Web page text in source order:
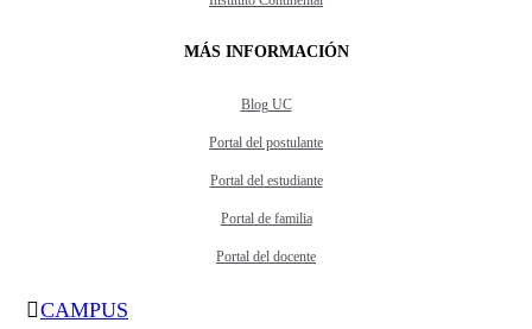
MÁS INFORMACIÓN
Blog UC
Portal del postulante
Portal del estudiante
Portal de familia
Portal del docente
CAMPUS